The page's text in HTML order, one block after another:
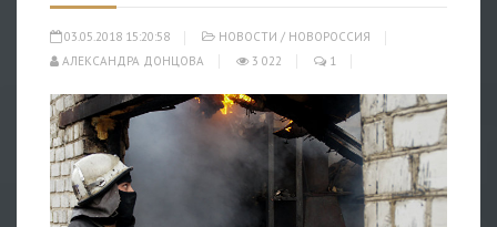
03.05.2018 15:20:58 НОВОСТИ / НОВОРОССИЯ
АЛЕКСАНДРА ДОНЦОВА
3 022 1